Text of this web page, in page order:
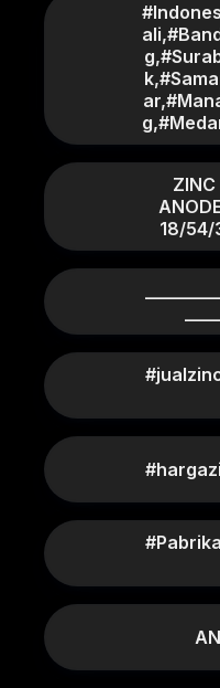
ZINC
18/54/